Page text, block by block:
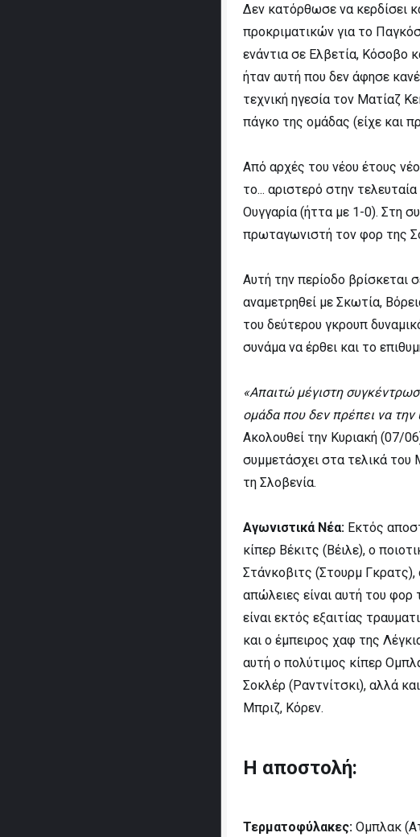
Δεν κατόρθωσε να κερδίσει
προκριματικών για το
ενάντια σε Ελβετία, Κόσοβο
ήταν αυτή που δεν άφησε
τεχνική ηγεσία τον Ματίαζ
πάγκο της ομάδας (είχε και
Από αρχές του νέου έτους
το... αριστερό στην
Ουγγαρία (ήττα με 1-0). Στη
πρωταγωνιστή τον φορ της
Αυτή την περίοδο βρίσκεται
αναμετρηθεί με Σκωτία,
του δεύτερου γκρουπ
συνάμα να έρθει και το
«Απαιτώ μέγιστη
ομάδα που δεν πρέπει να την
Ακολουθεί την Κυριακή (07/
συμμετάσχει στα τελικά του
τη Σλοβενία.
Αγωνιστικά Νέα: Εκτός
κίπερ Βέκιτς (Βέιλε), ο
Στάνκοβιτς (Στουρμ
απώλειες είναι αυτή του
είναι εκτός εξαιτίας
και ο έμπειρος χαφ της
αυτή ο πολύτιμος κίπερ
Σοκλέρ (Ραντνίτσκι), αλλά
Μπριζ, Κόρεν.
Η αποστολή:
Τερματοφύλακες: Ομπλακ